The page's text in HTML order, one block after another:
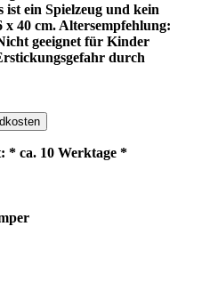
ist ein Spielzeug und kein
x 40 cm. Altersempfehlung:
geeignet für Kinder
durch
* ca. 10 Werktage *